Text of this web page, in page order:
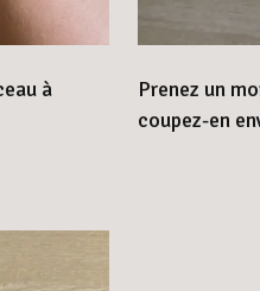
à
Prenez un
coupez-en